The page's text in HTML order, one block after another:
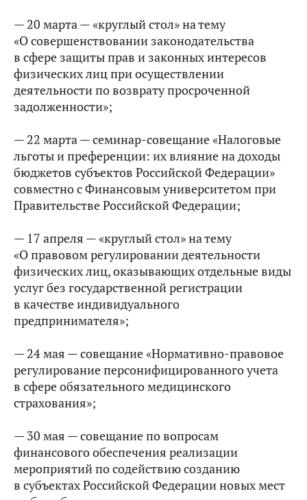
— 20 марта — «круглый стол» на тему
«О совершенствовании законодательства
в сфере защиты прав и законных интересов
физических лиц при осуществлении
деятельности по возврату просроченной
задолженности»;
— 22 марта — семинар-совещание «Налоговые
льготы и преференции: их влияние на доходы
бюджетов субъектов Российской Федерации»
совместно с Финансовым университетом при
Правительстве Российской Федерации;
— 17 апреля — «круглый стол» на тему
«О правовом регулировании деятельности
физических лиц, оказывающих отдельные виды
услуг без государственной регистрации
в качестве индивидуального
предпринимателя»;
— 24 мая — совещание «Нормативно-правовое
регулирование персонифицированного учета
в сфере обязательного медицинского
страхования»;
— 30 мая — совещание по вопросам
финансового обеспечения реализации
мероприятий по содействию созданию
в субъектах Российской Федерации новых мест